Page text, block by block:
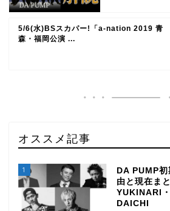
5/6(水)BSスカパー!「a-nation 2019 青
森・福岡公演 ...
オススメ記事
1
DA PUMP
由と現在ま
YUKINARI
DAICHI